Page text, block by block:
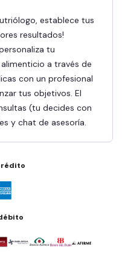
resultados!
tu
a través de
con un profesional
tus objetivos. El
(tu decides con
y chat de asesoría.